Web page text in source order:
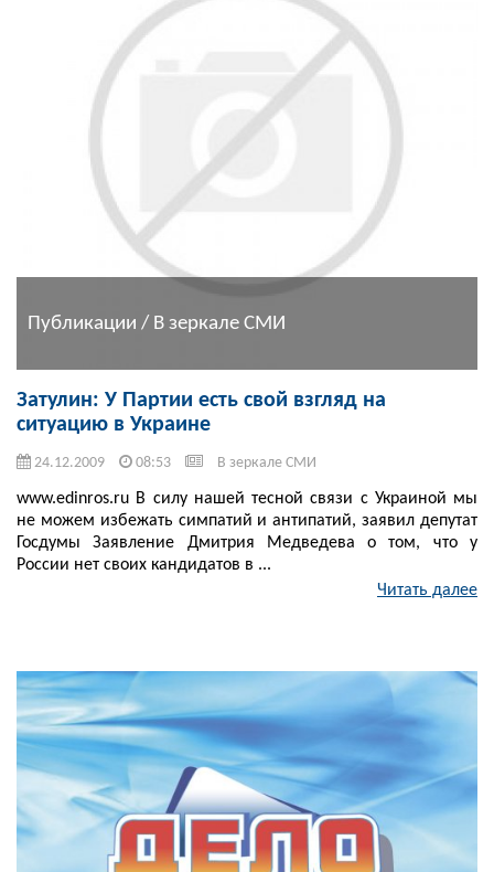
Публикации / В зеркале СМИ
Затулин: У Партии есть свой взгляд на
ситуацию в Украине
24.12.2009 08:53 В зеркале СМИ
www.edinros.ru В силу нашей тесной связи с Украиной мы
не можем избежать симпатий и антипатий, заявил депутат
Госдумы Заявление Дмитрия Медведева о том, что у
России нет своих кандидатов в ...
Читать далее